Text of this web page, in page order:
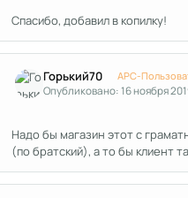
Спасибо, добавил в копилку!
Горький70 APC-
Опубликовано:16 ноября
Надо бы магазин этот с
(по братский), а то бы клиент